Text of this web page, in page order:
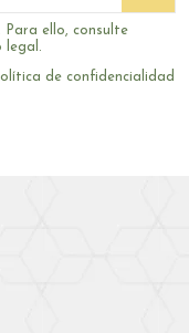
Para ello, consulte
legal.
de confidencialidad